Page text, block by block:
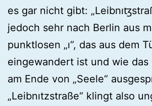
es gar nicht gibt:
jedoch sehr nach Berlin aus
punktlosen „ı“, das aus dem
eingewandert ist und wie das
am Ende von „Seele“
„Leibnıtzstraße“ klingt also